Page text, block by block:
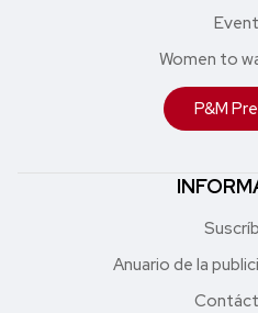
Women to
P&M
Anuario de la